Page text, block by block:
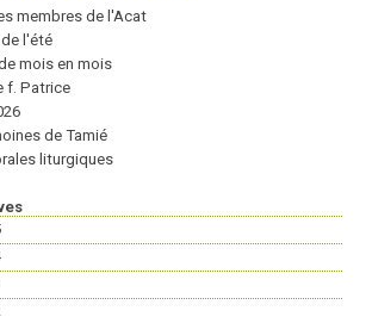
membres de l'Acat
l'été
mois en mois
f. Patrice
de Tamié
liturgiques